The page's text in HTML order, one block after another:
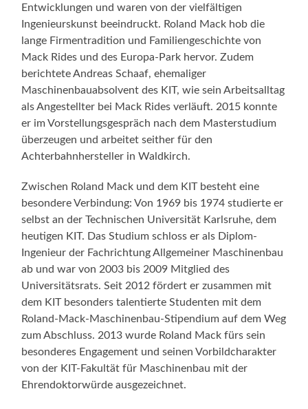
Entwicklungen und waren von der vielfältigen
Ingenieurskunst beeindruckt. Roland Mack hob die
lange Firmentradition und Familiengeschichte von
Mack Rides und des Europa-Park hervor. Zudem
berichtete Andreas Schaaf, ehemaliger
Maschinenbauabsolvent des KIT, wie sein Arbeitsalltag
als Angestellter bei Mack Rides verläuft. 2015 konnte
er im Vorstellungsgespräch nach dem Masterstudium
überzeugen und arbeitet seither für den
Achterbahnhersteller in Waldkirch.
Zwischen Roland Mack und dem KIT besteht eine
besondere Verbindung: Von 1969 bis 1974 studierte er
selbst an der Technischen Universität Karlsruhe, dem
heutigen KIT. Das Studium schloss er als Diplom-
Ingenieur der Fachrichtung Allgemeiner Maschinenbau
ab und war von 2003 bis 2009 Mitglied des
Universitätsrats. Seit 2012 fördert er zusammen mit
dem KIT besonders talentierte Studenten mit dem
Roland-Mack-Maschinenbau-Stipendium auf dem Weg
zum Abschluss. 2013 wurde Roland Mack fürs sein
besonderes Engagement und seinen Vorbildcharakter
von der KIT-Fakultät für Maschinenbau mit der
Ehrendoktorwürde ausgezeichnet.